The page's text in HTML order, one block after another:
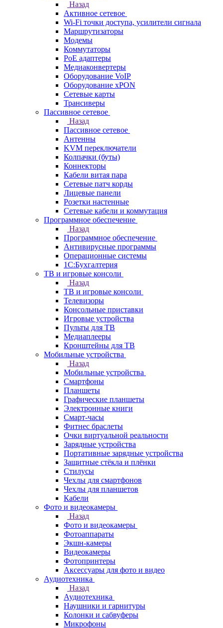
Назад
Активное сетевое
Wi-Fi точки доступа, усилители сигнала
Маршрутизаторы
Модемы
Коммутаторы
PoE адаптеры
Медиаконвертеры
Оборудование VoIP
Оборудование xPON
Сетевые карты
Трансиверы
Пассивное сетевое
Назад
Пассивное сетевое
Антенны
KVM переключатели
Колпачки (буты)
Коннекторы
Кабели витая пара
Сетевые патч корды
Лицевые панели
Розетки настенные
Сетевые кабели и коммутация
Программное обеспечение
Назад
Программное обеспечение
Антивирусные программы
Операционные системы
1С:Бухгалтерия
ТВ и игровые консоли
Назад
ТВ и игровые консоли
Телевизоры
Консольные приставки
Игровые устройства
Пульты для ТВ
Медиаплееры
Кронштейны для ТВ
Мобильные устройства
Назад
Мобильные устройства
Смартфоны
Планшеты
Графические планшеты
Электронные книги
Смарт-часы
Фитнес браслеты
Очки виртуальной реальности
Зарядные устройства
Портативные зарядные устройства
Защитные стёкла и плёнки
Стилусы
Чехлы для смартфонов
Чехлы для планшетов
Кабели
Фото и видеокамеры
Назад
Фото и видеокамеры
Фотоаппараты
Экшн-камеры
Видеокамеры
Фотопринтеры
Аксессуары для фото и видео
Аудиотехника
Назад
Аудиотехника
Наушники и гарнитуры
Колонки и сабвуферы
Микрофоны